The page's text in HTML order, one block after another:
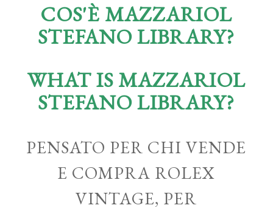
COS'È MAZZARIOL
STEFANO LIBRARY?
WHAT IS MAZZARIOL
STEFANO LIBRARY?
PENSATO PER CHI VENDE
E COMPRA ROLEX
VINTAGE, PER